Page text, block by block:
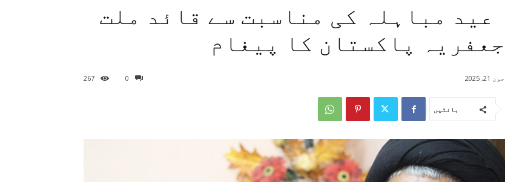
عید مباہلہ کی مناسبت سے قائد ملت
جعفریہ پاکستان کا پیغام
0
267 جون 21, 2025
بانٹیں